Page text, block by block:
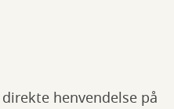
henvendelse på